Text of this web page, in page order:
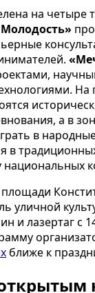
на четыре
На
а в
в
в
национальных
уличной
и лазертаг с
ближе к